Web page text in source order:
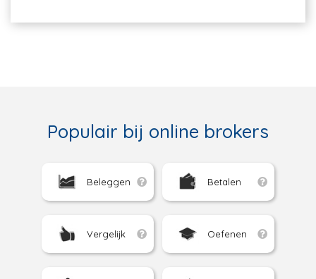
Populair bij online brokers
Beleggen Betalen
Vergelijk Oefenen